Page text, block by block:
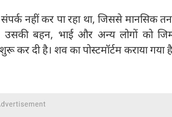
नहीं कर पा रहा था, जिससे मानसिक
उसकी बहन, भाई और अन्य लोगों को
कर दी है। शव का पोस्टमॉर्टम कराया